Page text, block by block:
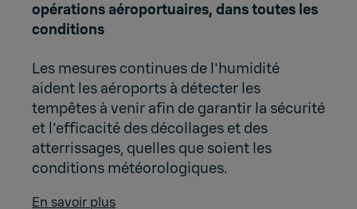
opérations aéroportuaires, dans toutes les
conditions
Les mesures continues de l'humidité
aident les aéroports à détecter les
tempêtes à venir afin de garantir la sécurité
et l'efficacité des décollages et des
atterrissages, quelles que soient les
conditions météorologiques.
En savoir plus